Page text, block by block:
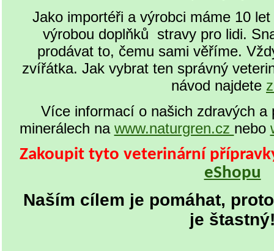
Jako importéři a výrobci máme 10
výrobou doplňků stravy pro lidi.
prodávat to, čemu sami věříme.
zvířátka. Jak vybrat ten správný
návod najdete
Více informací o našich zdravých
minerálech na www.naturgren.cz nebo
Zakoupit tyto veterinární
eShopu
Naším cílem je pomáhat,
je